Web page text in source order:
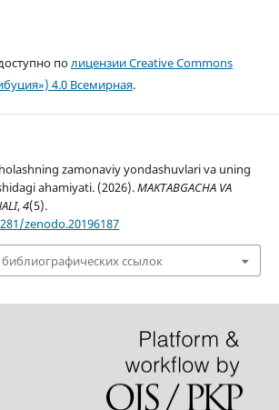
полицензии Creative Commons
4.0 Всемирная.
zamonaviy yondashuvlari va uning
ahamiyati. (2026).MAKTABGACHA VA
,4(5).
zenodo.20196187
ссылок